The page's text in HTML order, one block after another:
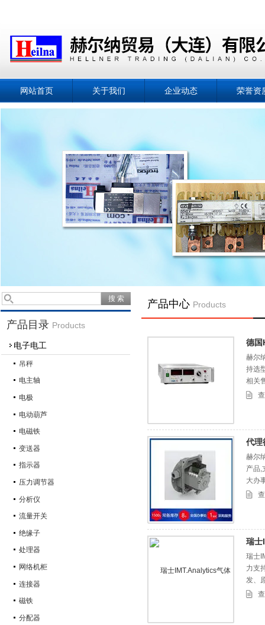
网站首页 关于我们 企业动态 荣誉资
产品目录 Products
电子电工
吊秤
电主轴
电极
电动葫芦
电磁铁
变送器
指示器
压力调节器
分析仪
流量开关
绝缘子
处理器
网络机柜
连接器
磁铁
分配器
产品中心 Products
德
赫尔
持选
相关
代理
赫尔
产品,
大办
瑞士
瑞士
力支
发、